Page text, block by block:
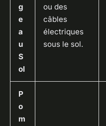
g
e
a
u
S
ol
ou des
câbles
électriques
sous le sol.
P
o
m